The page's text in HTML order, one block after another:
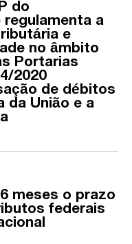
do
regulamenta a
e
no âmbito
Portarias
2020
de débitos
da União e a
meses o prazo
federais